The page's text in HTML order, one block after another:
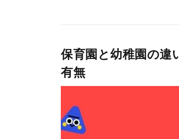
保育園と幼稚園の違
有無